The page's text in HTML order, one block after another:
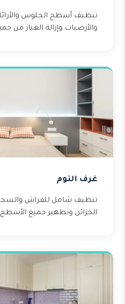
تنظيف أسطح الجلوس
والأرضيات وإزالة الغبار من
غرف النوم
تنظيف شامل للفراش
الخزائن وتطهير جميع الأسطح